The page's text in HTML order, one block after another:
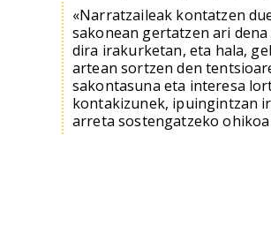
«Narratzaileak kontatzen
sakonean gertatzen ari
dira irakurketan, eta hala,
artean sortzen den
sakontasuna eta interesa
kontakizunek, ipuingintzan
arreta sostengatzeko ohikoa